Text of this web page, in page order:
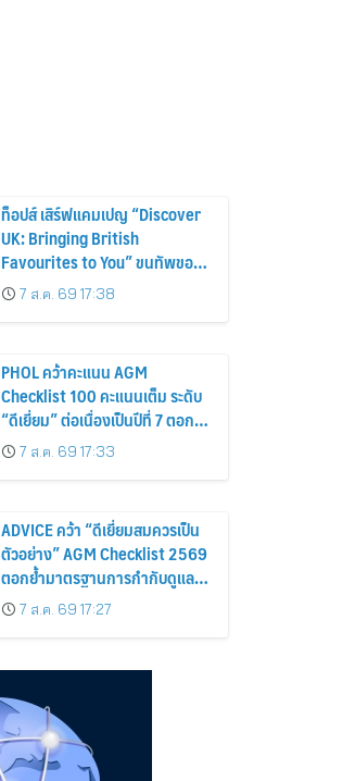
ท็อปส์ เสิร์ฟแคมเปญ “Discover
UK: Bringing British
Favourites to You” ขนทัพของ
อร่อยและไอเท็มฮิตจากสหราช
อาณาจักร ส่งตรงถึงมือตั้งแต่วัน
7 ส.ค. 69 17:38
PHOL คว้าคะแนน AGM
Checklist 100 คะแนนเต็ม ระดับ
“ดีเยี่ยม” ต่อเนื่องเป็นปีที่ 7 ตอกย้ำ
การดำเนินธุรกิจตามหลักธรรมาภิ
บาล โปร่งใส สร้างความเชื่อมั่นผู้
7 ส.ค. 69 17:33
ADVICE คว้า “ดีเยี่ยมสมควรเป็น
ตัวอย่าง” AGM Checklist 2569
ตอกย้ำมาตรฐานการกำกับดูแล
กิจการที่ดี
7 ส.ค. 69 17:27